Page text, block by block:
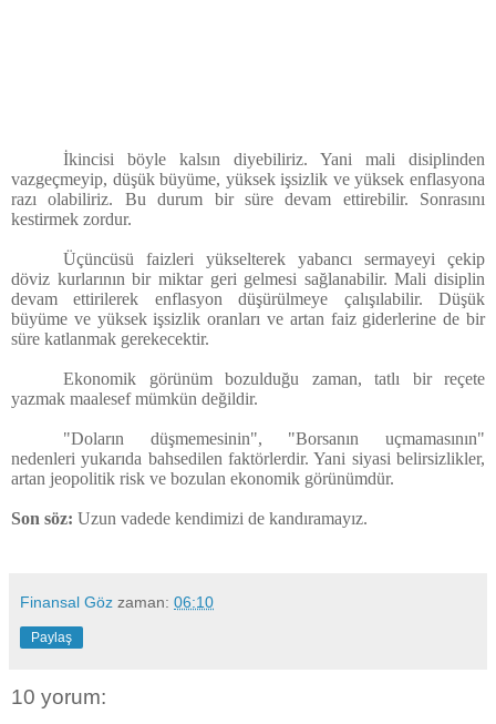
İkincisi böyle kalsın diyebiliriz. Yani mali disiplinden
vazgeçmeyip, düşük büyüme, yüksek işsizlik ve yüksek enflasyona
razı olabiliriz. Bu durum bir süre devam ettirebilir. Sonrasını
kestirmek zordur.
Üçüncüsü faizleri yükselterek yabancı sermayeyi çekip
döviz kurlarının bir miktar geri gelmesi sağlanabilir. Mali disiplin
devam ettirilerek enflasyon düşürülmeye çalışılabilir. Düşük
büyüme ve yüksek işsizlik oranları ve artan faiz giderlerine de bir
süre katlanmak gerekecektir.
Ekonomik görünüm bozulduğu zaman, tatlı bir reçete
yazmak maalesef mümkün değildir.
"Doların düşmemesinin", "Borsanın uçmamasının"
nedenleri yukarıda bahsedilen faktörlerdir. Yani siyasi belirsizlikler,
artan jeopolitik risk ve bozulan ekonomik görünümdür.
Son söz: Uzun vadede kendimizi de kandıramayız.
Finansal Göz zaman: 06:10
Paylaş
10 yorum: